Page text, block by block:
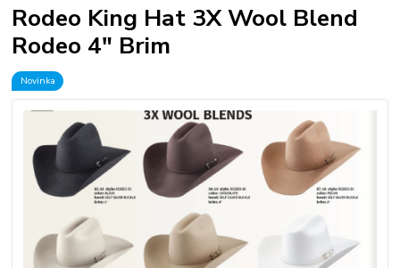
Rodeo King Hat 3X Wool Blend
Rodeo 4" Brim
Novinka